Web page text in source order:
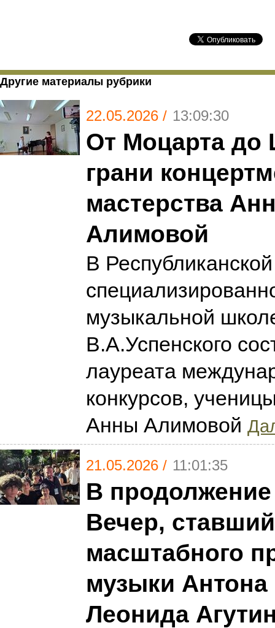
Другие материалы рубрики
22.05.2026 / 13:09:30
От Моцарта до
грани
мастерства
Алимовой
В Республиканской
музыкальной
В.А.Успенского
лауреата
конкурсов,
Анны Алимовой
21.05.2026 / 11:01:35
В
Вечер,
масштабного
музыки
Леонида